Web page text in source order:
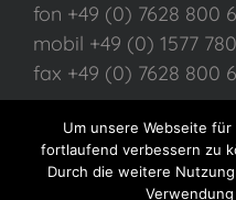
fon +49 (0) 7628 800
mobil +49 (0) 1577
fax +49 (0) 7628 800
Um unsere Webseite
fortlaufend verbessern zu
Durch die weitere